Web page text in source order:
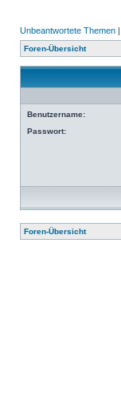
Unbeantwortete Themen |
Foren-Übersicht
Benutzername:
Passwort:
Foren-Übersicht